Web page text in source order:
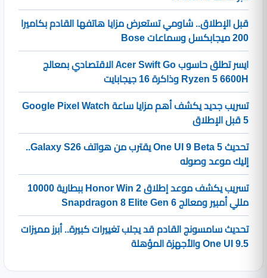
قبل الإطلاق.. شاومي تستعرض مزايا هاتفها القادم بكاميرا
200 ميجابكسل وسماعات Bose
ايسر تطلق حاسوب Acer Swift Go الاقتصادي بمعالج
Ryzen 5 6600H وذاكرة 16 جيجابايت
تسريب جديد يكشف أهم مزايا ساعة Google Pixel Watch
5 قبل الإطلاق
تحديث One UI 9 Beta 5 يقترب من هواتف Galaxy S26..
إليك موعد وصوله
تسريب يكشف موعد إطلاق Honor Win 2 ببطارية 10000
مللي أمبير ومعالج Snapdragon 8 Elite Gen 6
تحديث سامسونج القادم قد يجلب تغييرات كبيرة.. أبرز مميزات
One UI 9.5 والأجهزة المؤهلة